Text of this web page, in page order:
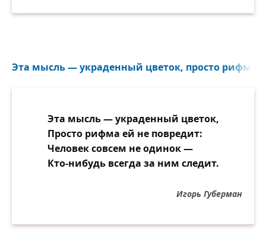
Эта мысль — украденный цветок, просто рифма
Эта мысль — украденный цветок,
Просто рифма ей не повредит:
Человек совсем не одинок —
Кто-нибудь всегда за ним следит.
Игорь Губерман